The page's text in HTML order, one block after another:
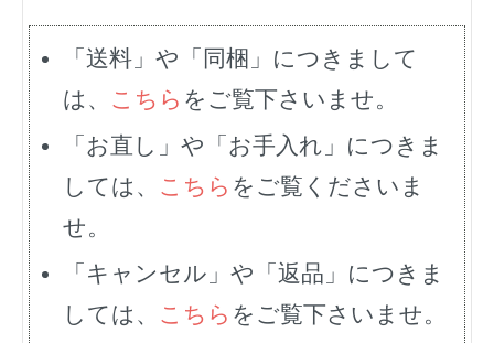
「送料」や「同梱」につきまして
は、 こちら をご覧下さいませ。
「お直し」や「お手入れ」につきま
しては、 こちら をご覧くださいま
せ。
「キャンセル」や「返品」につきま
しては、 こちら をご覧下さいませ。